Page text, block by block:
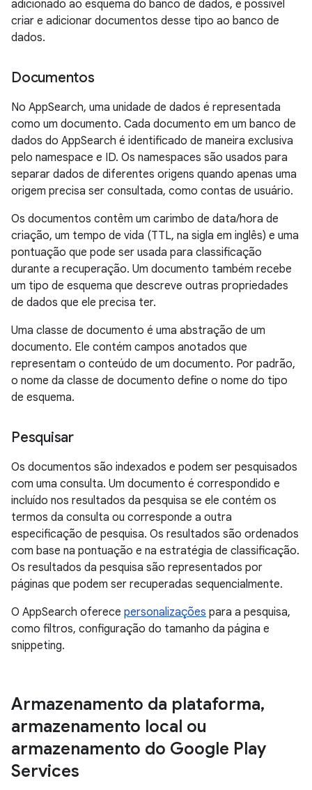
adicionado ao esquema do banco de dados, é possível
criar e adicionar documentos desse tipo ao banco de
dados.
Documentos
No AppSearch, uma unidade de dados é representada
como um documento. Cada documento em um banco de
dados do AppSearch é identificado de maneira exclusiva
pelo namespace e ID. Os namespaces são usados para
separar dados de diferentes origens quando apenas uma
origem precisa ser consultada, como contas de usuário.
Os documentos contêm um carimbo de data/hora de
criação, um tempo de vida (TTL, na sigla em inglês) e uma
pontuação que pode ser usada para classificação
durante a recuperação. Um documento também recebe
um tipo de esquema que descreve outras propriedades
de dados que ele precisa ter.
Uma classe de documento é uma abstração de um
documento. Ele contém campos anotados que
representam o conteúdo de um documento. Por padrão,
o nome da classe de documento define o nome do tipo
de esquema.
Pesquisar
Os documentos são indexados e podem ser pesquisados
com uma consulta. Um documento é correspondido e
incluído nos resultados da pesquisa se ele contém os
termos da consulta ou corresponde a outra
especificação de pesquisa. Os resultados são ordenados
com base na pontuação e na estratégia de classificação.
Os resultados da pesquisa são representados por
páginas que podem ser recuperadas sequencialmente.
O AppSearch oferece personalizações para a pesquisa,
como filtros, configuração do tamanho da página e
snippeting.
Armazenamento da plataforma,
armazenamento local ou
armazenamento do Google Play
Services